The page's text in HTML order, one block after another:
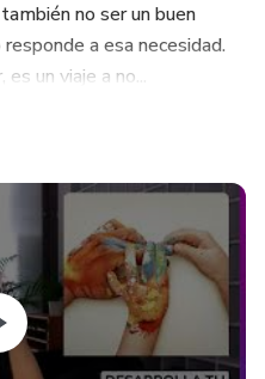
no ser un buen
a esa necesidad.
un viaje a no...